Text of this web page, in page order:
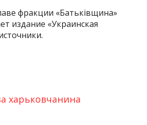
фракции «Батьківщина»
издание «Украинская
харьковчанина